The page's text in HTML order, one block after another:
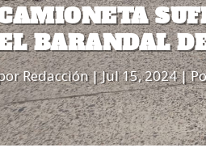
BARANDAL
Redacción|Jul 15, 2024|